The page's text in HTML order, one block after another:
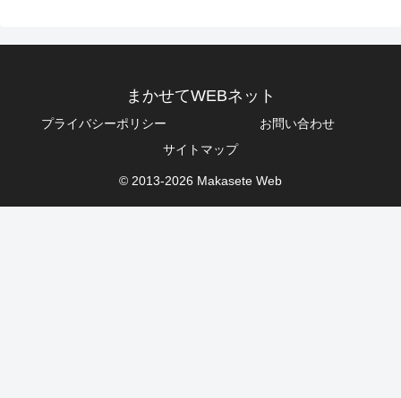
まかせてWEBネット
プライバシーポリシー
お問い合わせ
サイトマップ
© 2013-2026 Makasete Web